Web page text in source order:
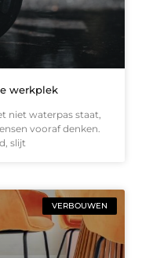
werkplek
niet waterpas staat,
vooraf denken.
slijt
VERBOUWEN